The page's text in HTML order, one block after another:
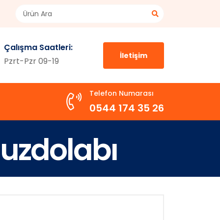
Çalışma Saatleri:
Pzrt-Pzr 09-19
İletişim
Telefon Numarası
0544 174 35 26